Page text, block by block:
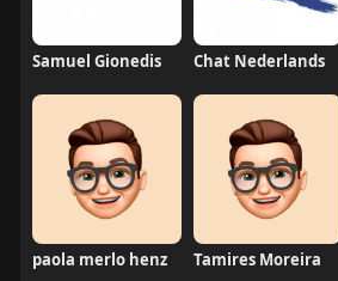
Samuel Gionedis Chat Nederlands
paola merlo henz Tamires Moreira